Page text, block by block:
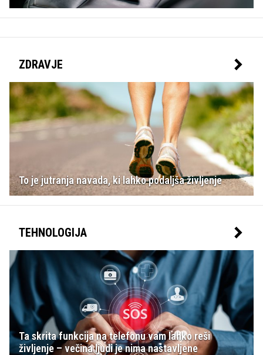
ZDRAVJE
To je jutranja navada, ki lahko podaljša življenje
TEHNOLOGIJA
Ta skrita funkcija na telefonu vam lahko reši
življenje – večina ljudi je nima nastavljene